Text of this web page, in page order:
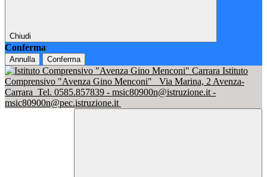
Chiudi
Conferma
Annulla Conferma
Istituto
Comprensivo "Avenza Gino Menconi"
Via Marina, 2 Avenza-
Carrara Tel. 0585.857839 - msic80900n@istruzione.it -
msic80900n@pec.istruzione.it